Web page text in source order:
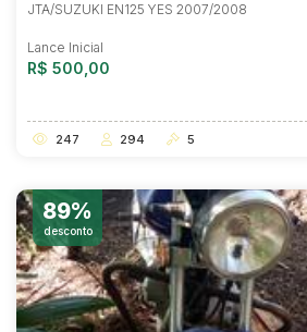
JTA/SUZUKI EN125 YES 2007/2008
Lance Inicial
R$ 500,00
247 294 5
89%
desconto